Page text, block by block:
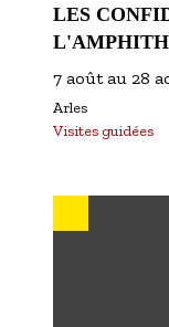
LES
7 août au 28
Arles
Visites guidées